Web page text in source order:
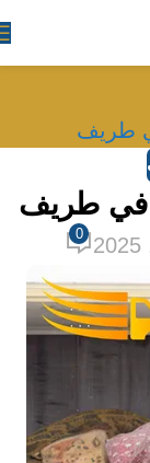
طريف
في طريف
0